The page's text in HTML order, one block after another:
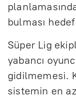
bulması
Süper Lig
yabancı
gidilmemesi.
sistemin en